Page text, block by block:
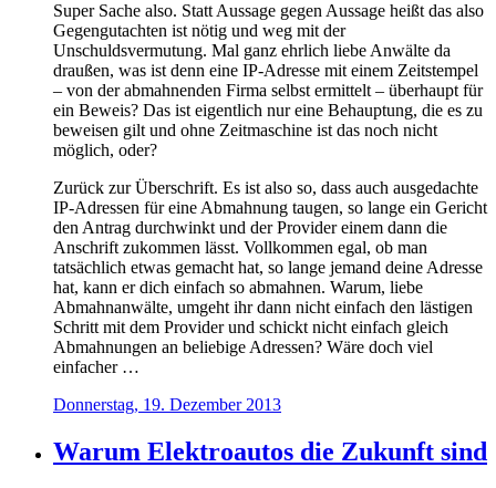
Super Sache also. Statt Aussage gegen Aussage heißt das also
Gegengutachten ist nötig und weg mit der
Unschuldsvermutung. Mal ganz ehrlich liebe Anwälte da
draußen, was ist denn eine IP-Adresse mit einem Zeitstempel
– von der abmahnenden Firma selbst ermittelt – überhaupt für
ein Beweis? Das ist eigentlich nur eine Behauptung, die es zu
beweisen gilt und ohne Zeitmaschine ist das noch nicht
möglich, oder?
Zurück zur Überschrift. Es ist also so, dass auch ausgedachte
IP-Adressen für eine Abmahnung taugen, so lange ein Gericht
den Antrag durchwinkt und der Provider einem dann die
Anschrift zukommen lässt. Vollkommen egal, ob man
tatsächlich etwas gemacht hat, so lange jemand deine Adresse
hat, kann er dich einfach so abmahnen. Warum, liebe
Abmahnanwälte, umgeht ihr dann nicht einfach den lästigen
Schritt mit dem Provider und schickt nicht einfach gleich
Abmahnungen an beliebige Adressen? Wäre doch viel
einfacher …
Donnerstag, 19. Dezember 2013
Warum Elektroautos die Zukunft sind